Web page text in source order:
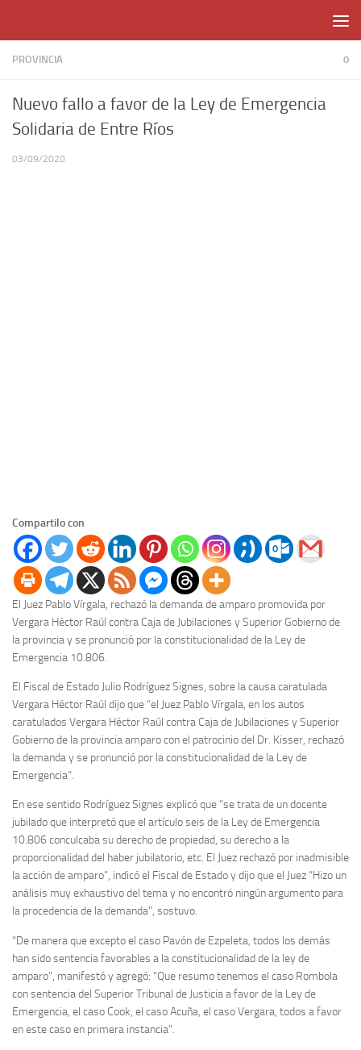
PROVINCIA 0
Nuevo fallo a favor de la Ley de Emergencia
Solidaria de Entre Ríos
03/09/2020
Compartilo con
El Juez Pablo Vírgala, rechazó la demanda de amparo promovida por
Vergara Héctor Raúl contra Caja de Jubilaciones y Superior Gobierno de
la provincia y se pronunció por la constitucionalidad de la Ley de
Emergencia 10.806.
El Fiscal de Estado Julio Rodríguez Signes, sobre la causa caratulada
Vergara Héctor Raúl dijo que “el Juez Pablo Vírgala, en los autos
caratulados Vergara Héctor Raúl contra Caja de Jubilaciones y Superior
Gobierno de la provincia amparo con el patrocinio del Dr. Kisser, rechazó
la demanda y se pronunció por la constitucionalidad de la Ley de
Emergencia”.
En ese sentido Rodríguez Signes explicó que “se trata de un docente
jubilado que interpretó que el artículo seis de la Ley de Emergencia
10.806 conculcaba su derecho de propiedad, su derecho a la
proporcionalidad del haber jubilatorio, etc. El Juez rechazó por inadmisible
la acción de amparo”, indicó el Fiscal de Estado y dijo que el Juez “Hizo un
análisis muy exhaustivo del tema y no encontró ningún argumento para
la procedencia de la demanda”, sostuvo.
“De manera que excepto el caso Pavón de Ezpeleta, todos los demás
han sido sentencia favorables a la constitucionalidad de la ley de
amparo”, manifestó y agregó: “Que resumo tenemos el caso Rombola
con sentencia del Superior Tribunal de Justicia a favor de la Ley de
Emergencia, el caso Cook, el caso Acuña, el caso Vergara, todos a favor
en este caso en primera instancia”.